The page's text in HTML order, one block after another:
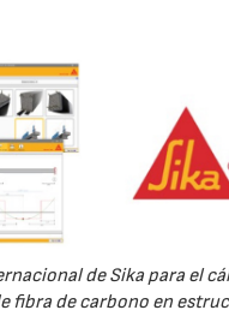
de Sika para el
fibra de carbono en